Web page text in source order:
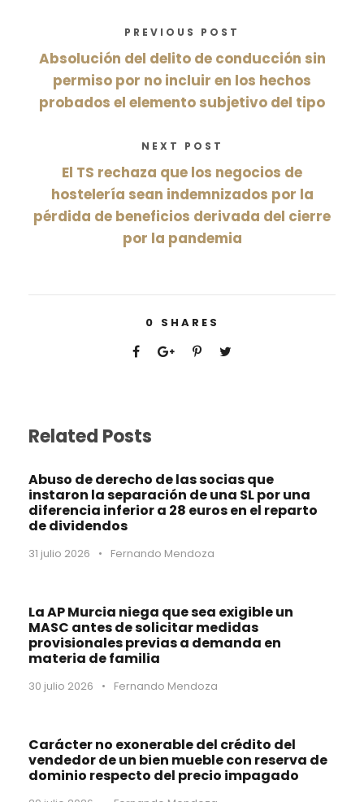
PREVIOUS POST
Absolución del delito de conducción sin
permiso por no incluir en los hechos
probados el elemento subjetivo del tipo
NEXT POST
El TS rechaza que los negocios de
hostelería sean indemnizados por la
pérdida de beneficios derivada del cierre
por la pandemia
0 SHARES
Related Posts
Abuso de derecho de las socias que
instaron la separación de una SL por una
diferencia inferior a 28 euros en el reparto
de dividendos
31 julio 2026 • Fernando Mendoza
La AP Murcia niega que sea exigible un
MASC antes de solicitar medidas
provisionales previas a demanda en
materia de familia
30 julio 2026 • Fernando Mendoza
Carácter no exonerable del crédito del
vendedor de un bien mueble con reserva de
dominio respecto del precio impagado